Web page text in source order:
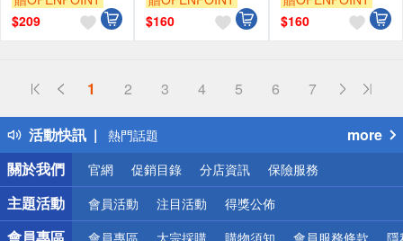
灣職人手作 質感
$209
證件伸縮/鑰匙圈/高級
皮革
$160
雷射雕刻/證件伸縮/鑰
匙圈
$160
1 2 3 4 5 6 7
活動快訊
詐騙網頁！請小心！
得獎公告
熱門話題
銀行優惠
偏遠地區配送
詐騙網頁！請小心！
more
關於我們
官網 促銷目錄 分店資訊 保險服務
主題活動 會員活動 注目活動 得獎公佈
會員專區 大宗採購 購物須知 會員服務條款 隱